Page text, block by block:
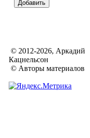
© 2012-2026, Аркадий
Кацнельсон
© Авторы материалов